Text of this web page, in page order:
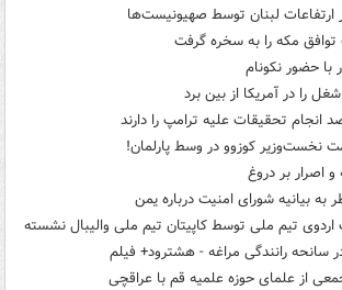
لبنان توسط صهیونیست‌ها
توافق مکه را به سخره گرفت
با حضور نکونام
را در آمریکا از بین برد
انجام تحقیقات علیه ترامپ را دارند
نخست‌وزیر کوزوو در وسط پارلمان!
اصرار بر دروغ
بیانیه شورای امنیت درباره یمن
تیم ملی توسط کاپیتان تیم ملی والیبال نشسته
سانحه رانندگی مراغه - هشترود+ فیلم
از علمای حوزه علمیه قم با عراقچی